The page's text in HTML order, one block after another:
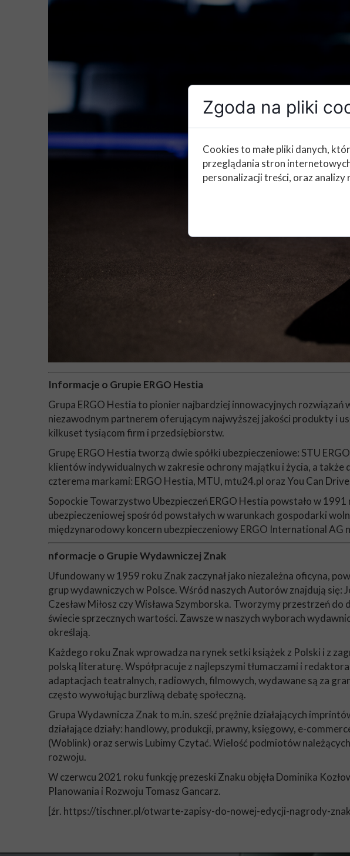
Informacje o Grupie ERGO Hestia
Grupa ERGO Hestia to pionier najbardziej innowacyjnych
niezawodnym partnerem oferującym najwyższej jakości produkty i
kilkuset tysiącom firm i przedsiębiorstw.
Grupę ERGO Hestia tworzą dwie spółki ubezpieczeniowe: STU
klientów indywidualnych w zakresie ochrony majątku i życia, a także
czterema markami: ERGO Hestia, MTU, mtu24.pl oraz You Can
Sopockie Towarzystwo Ubezpieczeń ERGO Hestia powstało w
ubezpieczeniowej spośród powstałych w warunkach gospodarki
międzynarodowy koncern ubezpieczeniowy ERGO International AG
nformacje o Grupie Wydawniczej Znak
Ufundowany w 1959 roku Znak zaczynał jako niezależna oficyna,
grup wydawniczych w Polsce. Wśród naszych Autorów znajdują się:
Czesław Miłosz czy Wisława Szymborska. Tworzymy przestrzeń
świecie sprzecznych wartości. Zawsze w naszych wyborach
określają.
Każdego roku Znak wprowadza na rynek setki książek z Polski i z
polską literaturę. Współpracuje z najlepszymi tłumaczami i
adaptacjach teatralnych, radiowych, filmowych, wydawane są za
często wywołując burzliwą debatę społeczną.
Grupa Wydawnicza Znak to m.in. sześć prężnie działających
działające działy: handlowy, produkcji, prawny, księgowy, e-
(Woblink) oraz serwis Lubimy Czytać. Wielość podmiotów
rozwoju.
W czerwcu 2021 roku funkcję prezeski Znaku objęła Dominika
Planowania i Rozwoju Tomasz Gancarz.
[źr. https://tischner.pl/otwarte-zapisy-do-nowej-edycji-nagrody-
Zgoda na pliki
Cookies to małe pliki danych,
przeglądania stron
personalizacji treści, oraz analizy